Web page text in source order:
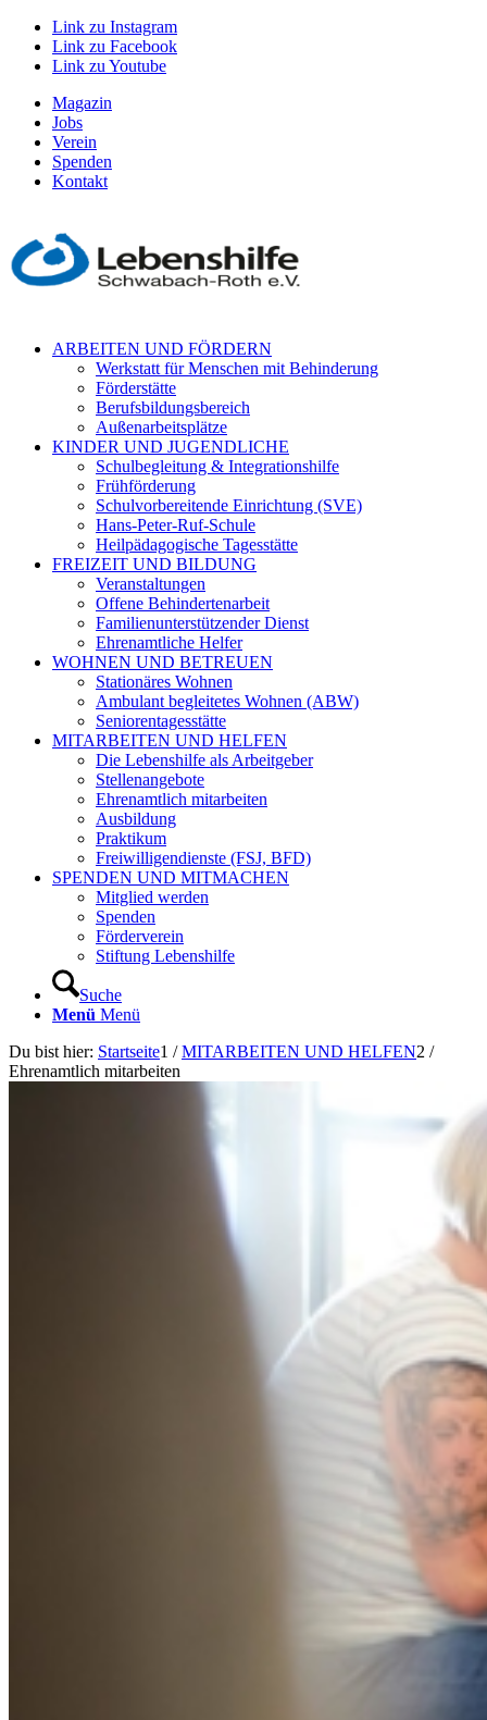
Link zu Instagram
Link zu Facebook
Link zu Youtube
Magazin
Jobs
Verein
Spenden
Kontakt
ARBEITEN UND FÖRDERN
Werkstatt für Menschen mit Behinderung
Förderstätte
Berufsbildungsbereich
Außenarbeitsplätze
KINDER UND JUGENDLICHE
Schulbegleitung & Integrationshilfe
Frühförderung
Schulvorbereitende Einrichtung (SVE)
Hans-Peter-Ruf-Schule
Heilpädagogische Tagesstätte
FREIZEIT UND BILDUNG
Veranstaltungen
Offene Behindertenarbeit
Familienunterstützender Dienst
Ehrenamtliche Helfer
WOHNEN UND BETREUEN
Stationäres Wohnen
Ambulant begleitetes Wohnen (ABW)
Seniorentagesstätte
MITARBEITEN UND HELFEN
Die Lebenshilfe als Arbeitgeber
Stellenangebote
Ehrenamtlich mitarbeiten
Ausbildung
Praktikum
Freiwilligendienste (FSJ, BFD)
SPENDEN UND MITMACHEN
Mitglied werden
Spenden
Förderverein
Stiftung Lebenshilfe
Suche
Menü Menü
Du bist hier: Startseite1 / MITARBEITEN UND HELFEN2 /
Ehrenamtlich mitarbeiten